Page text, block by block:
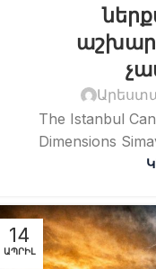
The Istanbul
Dimensions
14
ԱՊՐԻԼ